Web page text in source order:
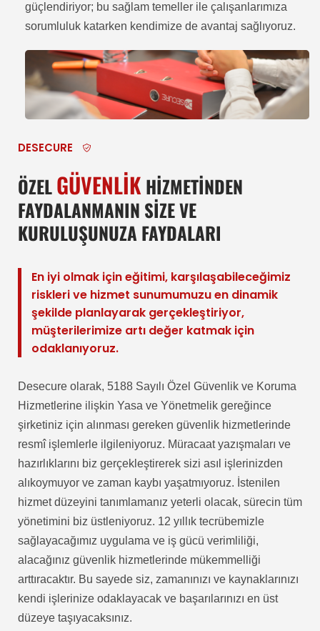
güçlendiriyor; bu sağlam temeller ile çalışanlarımıza
sorumluluk katarken kendimize de avantaj sağlıyoruz.
DESECURE
ÖZELGÜVENLİK HİZMETİNDEN
FAYDALANMANIN SİZE VE
KURULUŞUNUZA FAYDALARI
En iyi olmak için eğitimi, karşılaşabileceğimiz
riskleri ve hizmet sunumumuzu en dinamik
şekilde planlayarak gerçekleştiriyor,
müşterilerimize artı değer katmak için
odaklanıyoruz.
Desecure olarak, 5188 Sayılı Özel Güvenlik ve Koruma
Hizmetlerine ilişkin Yasa ve Yönetmelik gereğince
şirketiniz için alınması gereken güvenlik hizmetlerinde
resmî işlemlerle ilgileniyoruz. Müracaat yazışmaları ve
hazırlıklarını biz gerçekleştirerek sizi asıl işlerinizden
alıkoymuyor ve zaman kaybı yaşatmıyoruz. İstenilen
hizmet düzeyini tanımlamanız yeterli olacak, sürecin tüm
yönetimini biz üstleniyoruz. 12 yıllık tecrübemizle
sağlayacağımız uygulama ve iş gücü verimliliği,
alacağınız güvenlik hizmetlerinde mükemmelliği
arttıracaktır. Bu sayede siz, zamanınızı ve kaynaklarınızı
kendi işlerinize odaklayacak ve başarılarınızı en üst
düzeye taşıyacaksınız.